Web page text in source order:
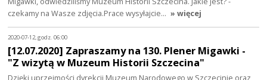
czekamy na Wasze zdjęcia.Prace wysyłajcie… » więcej
2020-07-12, godz. 06:00
[12.07.2020] Zapraszamy na 130. Plener Migawki -
"Z wizytą w Muzeum Historii Szczecina"
Dzięki uprzejmości dyrekcji Muzeum Narodowego w Szczecinie oraz